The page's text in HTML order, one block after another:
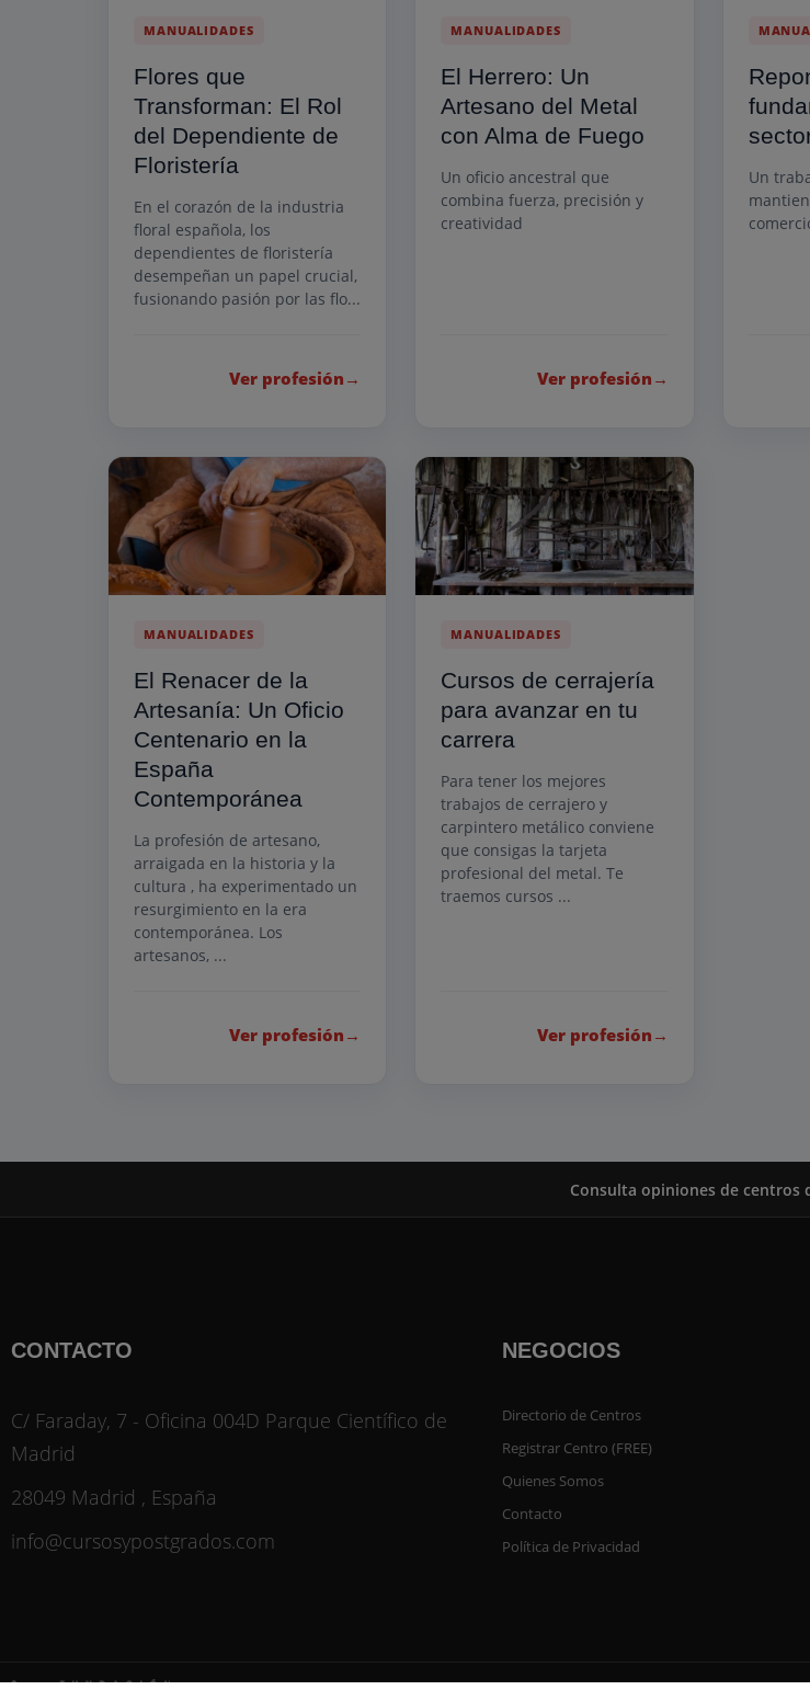
MANUALIDADES
Flores que
Transforman: El Rol
del Dependiente de
Floristería
En el corazón de la industria
floral española, los
dependientes de floristería
desempeñan un papel crucial,
fusionando pasión por las flo...
Ver profesión →
MANUALIDADES
El Herrero: Un
Artesano del Metal
con Alma de Fuego
Un oficio ancestral que
combina fuerza, precisión y
creatividad
Ver profesión →
Un
MANUALIDADES
El Renacer de la
Artesanía: Un Oficio
Centenario en la
España
Contemporánea
La profesión de artesano,
arraigada en la historia y la
cultura , ha experimentado un
resurgimiento en la era
contemporánea. Los
artesanos, ...
Ver profesión →
MANUALIDADES
Cursos de cerrajería
para avanzar en tu
carrera
Para tener los mejores
trabajos de cerrajero y
carpintero metálico conviene
que consigas la tarjeta
profesional del metal. Te
traemos cursos ...
Ver profesión →
Consulta opiniones de centros
CONTACTO
C/ Faraday, 7 - Oficina 004D Parque Científico de
Madrid
28049 Madrid , España
info@cursosypostgrados.com
NEGOCIOS
Directorio de Centros
Registrar Centro (FREE)
Quienes Somos
Contacto
Política de Privacidad